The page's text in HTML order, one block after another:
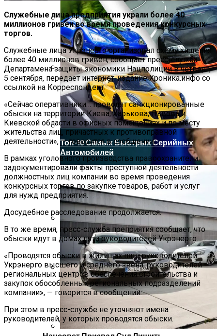
Врачи Рассказали О Невероятной
Пользе Перца Чили
Почему Нужно Носить
Солнцезащитные Очки Зимой: Ответ
Врачей
Названы Даты Встречи Зеленского И
Трампа
Зеленский Летит На Встречу С
Эрдоганом И Варфоломеем
Топ-10 Самых Быстрых Серийных
Автомобилей
Служебные лица предприятия украли более 40
миллионов гривен во время проведения конкурсных
торгов.
Служебные лица Укрэнерго организовал схему хищения
более 40 миллионов гривен, сообщает пресс-служба
Департамена защиты экономики Нацполиции в четверг,
5 сентября, передает интернет-издание Хроника.инфо со
ссылкой на Корреспондент.
«Сейчас оперативники… проводят санкционированные
обыски на территории Киева, Харькова, Львова и
Киевской области в офисных помещениях и по месту
жительства лиц, причастных к противоправной
деятельности», — говорится в сообщении.
В рамках уголовного производства правоохранители
задокументировали факты преступной деятельности
должностных лиц компании во время проведения
конкурсных торгов по закупке товаров, работ и услуг
для нужд предприятия.
Досудебное расследование продолжается.
В то же время, пресс-служба преприятия сообщает, что
обыски идут в домах пяти руководителей Укрэнерго.
«Проводятся обыски в жилищах пяти руководителей
Укрэнерго высшего и среднего звена, руководителей
региональных центров обеспечения строительства и
закупок обособленных региональных подразделений
компании», — говорится в сообщении.
При этом в пресс-службе не уточняют имена
руководителей, у которых проводятся обыски.